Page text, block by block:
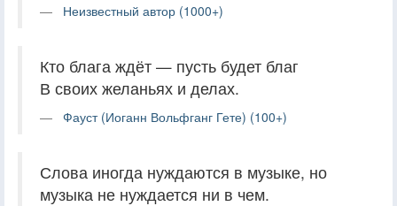
Неизвестный автор (1000+)
Кто блага ждёт — пусть будет благ
В своих желаньях и делах.
Фауст (Иоганн Вольфганг Гете) (100+)
Слова иногда нуждаются в музыке, но
музыка не нуждается ни в чем.